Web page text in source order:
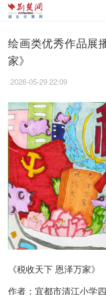
绘画类优秀作品展
家》
2026-05-29 22:09
《税收天下 恩泽万家》
作者：宜都市清江小学